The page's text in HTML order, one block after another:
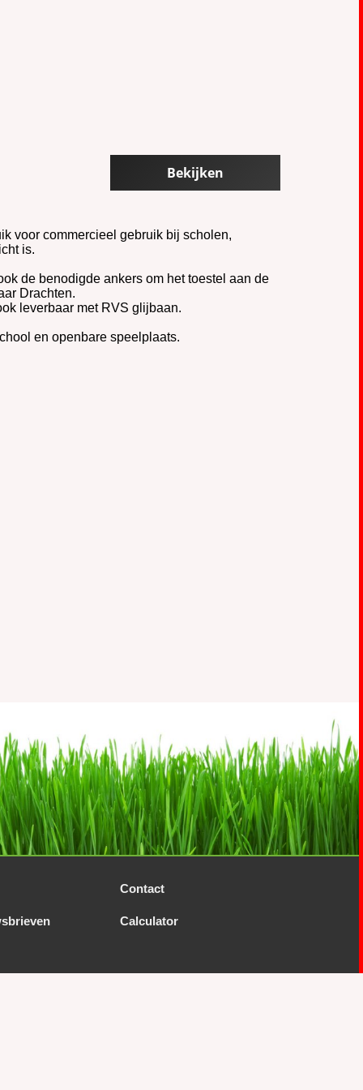
Bekijken
voor commercieel gebruik bij scholen,
is.
de benodigde ankers om het toestel aan de
Drachten.
leverbaar met RVS glijbaan.
en openbare speelplaats.
Contact
Calculator